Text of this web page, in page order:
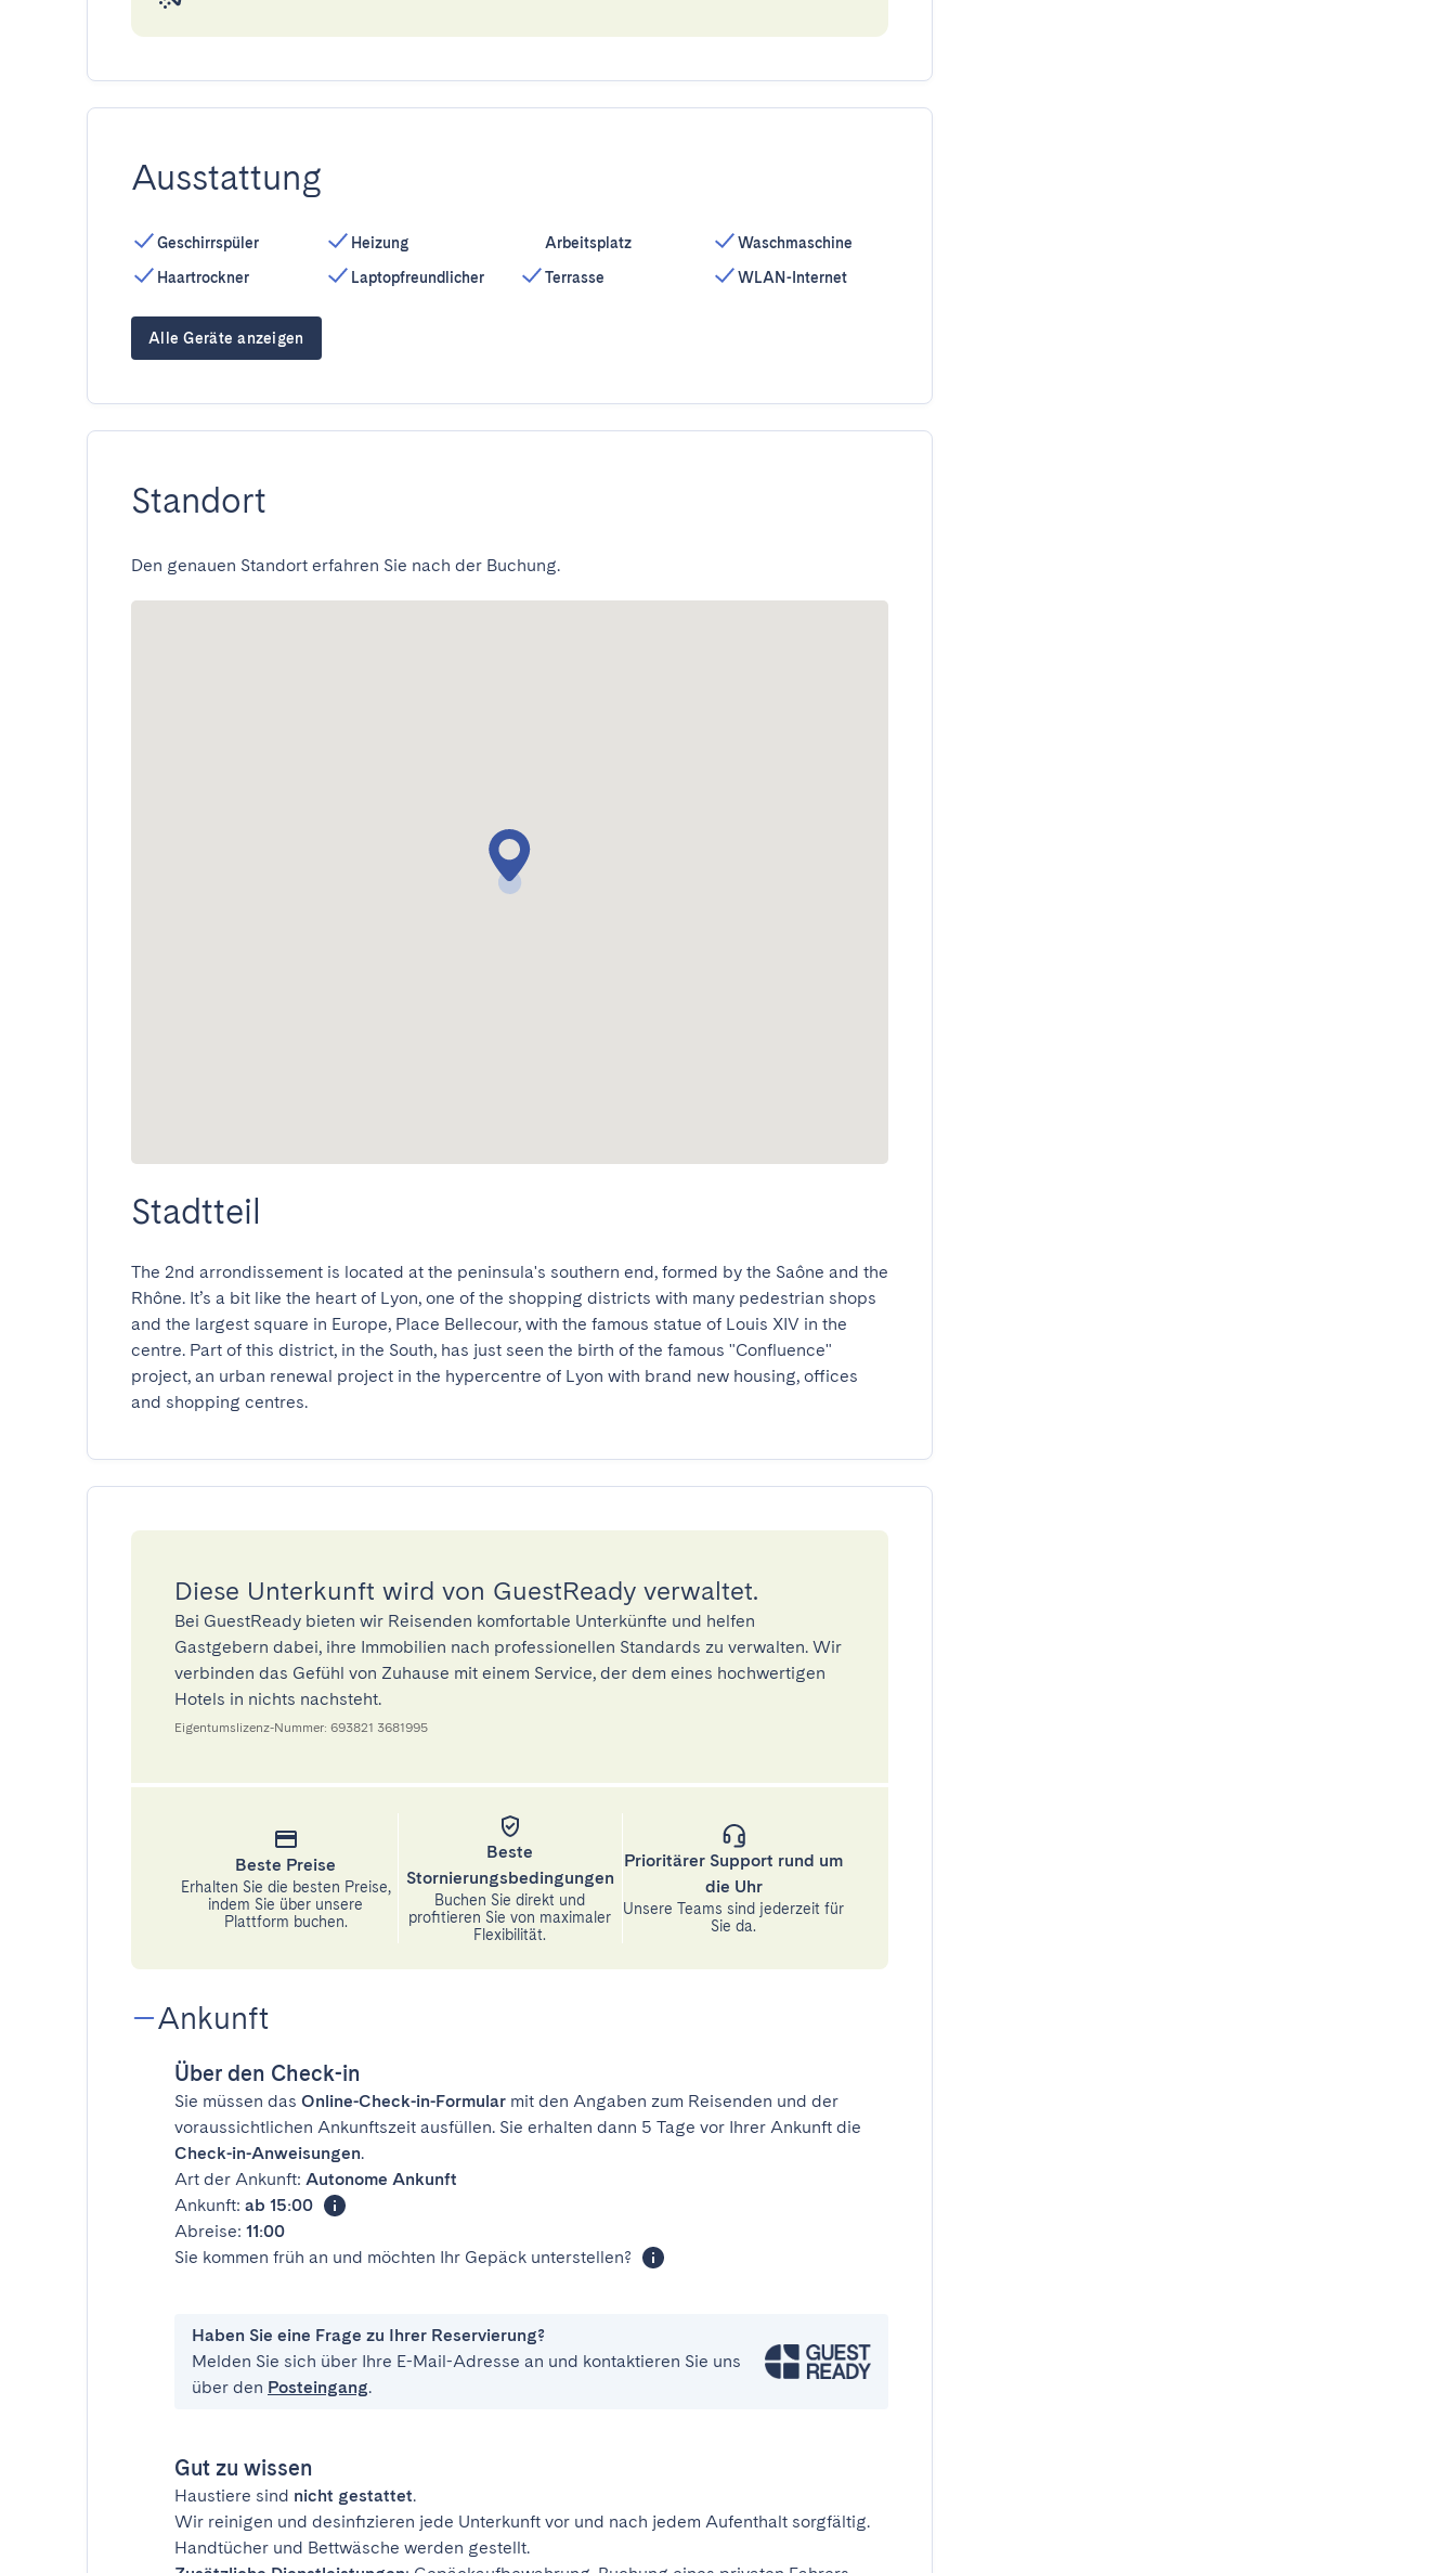
Ausstattung
Geschirrspüler
Haartrockner
Heizung
Laptopfreundlicher
Arbeitsplatz
Terrasse
Waschmaschine
WLAN-Internet
Alle Geräte anzeigen
Standort
Den genauen Standort erfahren Sie nach der Buchung.
Stadtteil
The 2nd arrondissement is located at the peninsula's southern end, formed by the Saône and the
Rhône. It’s a bit like the heart of Lyon, one of the shopping districts with many pedestrian shops
and the largest square in Europe, Place Bellecour, with the famous statue of Louis XIV in the
centre. Part of this district, in the South, has just seen the birth of the famous "Confluence"
project, an urban renewal project in the hypercentre of Lyon with brand new housing, offices
and shopping centres.
Diese Unterkunft wird von GuestReady verwaltet.
Bei GuestReady bieten wir Reisenden komfortable Unterkünfte und helfen
Gastgebern dabei, ihre Immobilien nach professionellen Standards zu verwalten. Wir
verbinden das Gefühl von Zuhause mit einem Service, der dem eines hochwertigen
Hotels in nichts nachsteht.
Eigentumslizenz-Nummer: 693821 3681995
Beste Preise
Erhalten Sie die besten Preise,
indem Sie über unsere
Plattform buchen.
Beste
Stornierungsbedingungen
Buchen Sie direkt und
profitieren Sie von maximaler
Flexibilität.
Prioritärer Support rund um
die Uhr
Unsere Teams sind jederzeit für
Sie da.
Ankunft
Über den Check-in
Sie müssen das Online-Check-in-Formular mit den Angaben zum Reisenden und der
voraussichtlichen Ankunftszeit ausfüllen. Sie erhalten dann 5 Tage vor Ihrer Ankunft die
Check-in-Anweisungen.
Art der Ankunft: Autonome Ankunft
Ankunft: ab 15:00
Abreise: 11:00
Sie kommen früh an und möchten Ihr Gepäck unterstellen?
Haben Sie eine Frage zu Ihrer Reservierung?
Melden Sie sich über Ihre E-Mail-Adresse an und kontaktieren Sie uns
über den Posteingang.
Gut zu wissen
Haustiere sind nicht gestattet.
Wir reinigen und desinfizieren jede Unterkunft vor und nach jedem Aufenthalt sorgfältig.
Handtücher und Bettwäsche werden gestellt.